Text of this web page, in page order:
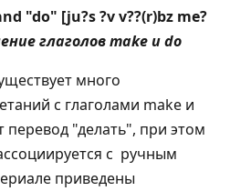
"do" [ju?s ?v v??(r)bz me?
глаголов make и do
много
с глаголами make и
перевод "делать", при этом
с ручным
приведены